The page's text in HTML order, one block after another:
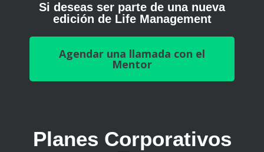
Si deseas ser parte de una nueva
edición de Life Management
Agendar una llamada con el
Mentor
Planes Corporativos